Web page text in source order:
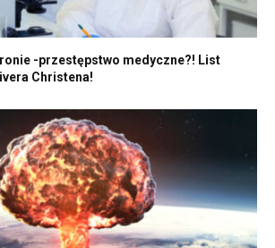
-przestępstwo medyczne?! List
Christena!